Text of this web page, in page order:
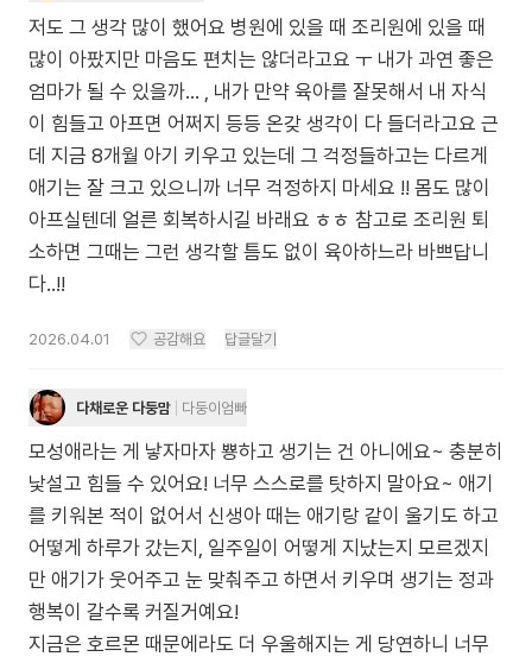
저도 그 생각 많이 했어요 병원에 있을 때 조리원에 있을 때
많이 아팠지만 마음도 편치는 않더라고요 ㅜ 내가 과연 좋은
엄마가 될 수 있을까... , 내가 만약 육아를 잘못해서 내 자식
이 힘들고 아프면 어쩌지 등등 온갖 생각이 다 들더라고요 근
데 지금 8개월 아기 키우고 있는데 그 걱정들하고는 다르게
애기는 잘 크고 있으니까 너무 걱정하지 마세요 !! 몸도 많이
아프실텐데 얼른 회복하시길 바래요 ㅎㅎ 참고로 조리원 퇴
소하면 그때는 그런 생각할 틈도 없이 육아하느라 바쁘답니
다..!!
2026.04.01 공감해요 답글달기
다채로운 다둥맘 다둥이엄빠
모성애라는 게 낳자마자 뿅하고 생기는 건 아니에요~ 충분히
낯설고 힘들 수 있어요! 너무 스스로를 탓하지 말아요~ 애기
를 키워본 적이 없어서 신생아 때는 애기랑 같이 울기도 하고
어떻게 하루가 갔는지, 일주일이 어떻게 지났는지 모르겠지
만 애기가 웃어주고 눈 맞춰주고 하면서 키우며 생기는 정과
행복이 갈수록 커질거예요!
지금은 호르몬 때문에라도 더 우울해지는 게 당연하니 너무